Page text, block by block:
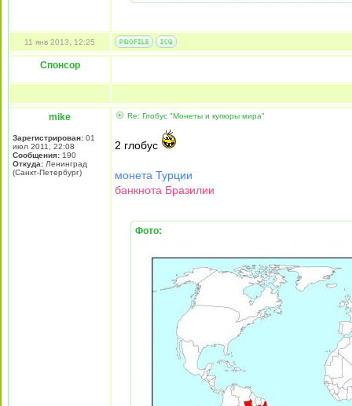
11 янв 2013, 12:25
Спонсор
mike
Зарегистрирован: 01
июл 2011, 22:08
Сообщения: 190
Откуда: Ленинград
(Санкт-Петербург)
Re: Глобус "Монеты и купюры мира"
2 глобус
монета Турции
банкнота Бразилии
Фото: